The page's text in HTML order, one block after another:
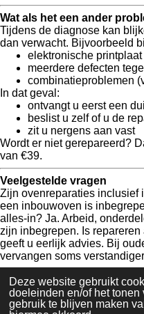
Deze website gebruikt
doeleinden en/of het tonen
gebruik te blijven maken
Wat als het een ander
Tijdens de diagnose kan
dan verwacht. Bijvoorbeeld
elektronische printplaat
meerdere defecten
combinatieproblemen
In dat geval:
ontvangt u eerst een
beslist u zelf of u de
zit u nergens aan vast
Wordt er niet gerepareerd?
van €39.
Veelgestelde vragen
Zijn ovenreparaties inclusief
een inbouwoven is
alles‑in? Ja. Arbeid,
zijn inbegrepen. Is
geeft u eerlijk advies. Bij
vervangen soms
Afspraak maken
Wilt u weten waar u aan toe